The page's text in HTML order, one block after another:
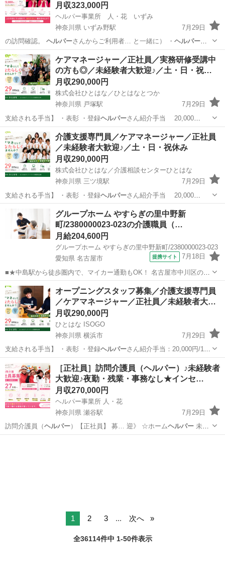
月収323,000円
ヘルパー事業所 人・花 いずみ
神奈川県 いずみ野駅
7月29日
の訪問確認。 ヘルパーさんからご利用者… と一緒に） ・ ヘルパーの
調整 ・報告… 基礎研修者 ・ヘルパー1級修了者 ※…
神奈川 横浜市 いずみ野駅 介護福祉士 未経験
ケアマネージャー／正社員／実務研修受講中
の方も◎／未経験者大歓迎♪／土・日・祝…
月収290,000円
株式会社ひとはな／ひとはなとつか
神奈川県 戸塚駅
7月29日
支給される手当】 ・表彰 ・登録ヘルパーさん紹介手当 20,000
円/1…
神奈川 横浜市 戸塚駅 ケアマネージャー
介護支援専門員／ケアマネージャー／正社員
／未経験者大歓迎♪／土・日・祝休み
月収290,000円
株式会社ひとはな／介護相談センターひとはな
神奈川県 三ツ境駅
7月29日
支給される手当】 ・表彰 ・登録ヘルパーさん紹介手当 20,000
円/1…
神奈川 横浜市 三ツ境駅 ケアマネージャー 業務
グループホーム やすらぎの里中野新
町/2380000023-023の介護職員（…
月給204,600円
グループホーム やすらぎの里中野新町/2380000023-023
愛知県 名古屋市
提携サイト 7月18日
■★中島駅から徒歩圏内で、マイカー通勤もOK！ 名古屋市中川区の
『グループホーム やすらぎの里中野新町』で、介護スタッフの正社員
を募集中！ 「資格はあるけれど、実務経験がないから不安…」という
方もご安心ください◎初任者研修...
愛知 名古屋市 ホームヘルパー
オープニングスタッフ募集／介護支援専門員
／ケアマネージャー／正社員／未経験者大…
月収290,000円
ひとはな ISOGO
神奈川県 横浜市
7月29日
支給される手当】 ・表彰 ・登録ヘルパーさん紹介手当：20,000円/1人
…神奈川 横浜市 ケアマネージャー 未経験
［正社員］訪問介護員（ヘルパー）♪未経験者
大歓迎♪夜勤・残業・事務なし★インセ…
月収270,000円
ヘルパー事業所 人・花
神奈川県 瀬谷駅
7月29日
訪問介護員（ヘルパー）【正社員】 募… 迎》 ☆ホームヘルパー未経
験大歓迎 … 初任者研修（ヘルパー2級） 看護師…
1 2 3 ... 次へ
全36114件中 1-50件表示